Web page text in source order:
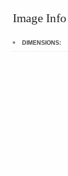
Image Info
DIMENSIONS: